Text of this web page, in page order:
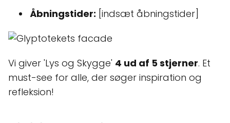
Åbningstider: [indsæt åbningstider]
Vi giver 'Lys og Skygge' 4 ud af 5 stjerner. Et
must-see for alle, der søger inspiration og
refleksion!